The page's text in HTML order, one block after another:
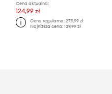
Cena aktualna:
124,99 zł
Cena regularna: 279,99 zł
Najniższa cena: 139,99 zł